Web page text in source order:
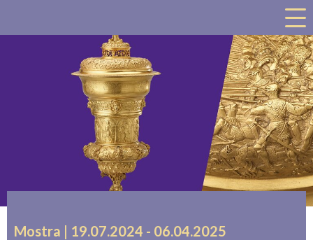
Mostra | 19.07.2024 accessibility.time_to
- 06.04.2025